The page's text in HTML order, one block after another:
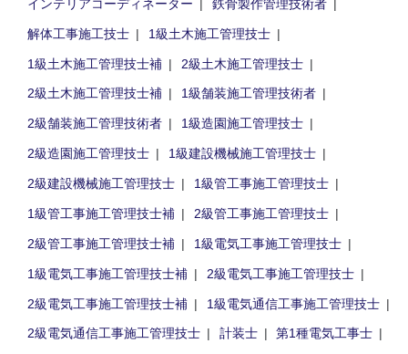
解体工事施工技士
1級土木施工管理技士
1級土木施工管理技士補
2級土木施工管理技士
2級土木施工管理技士補
1級舗装施工管理技術者
2級舗装施工管理技術者
1級造園施工管理技士
2級造園施工管理技士
1級建設機械施工管理技士
2級建設機械施工管理技士
1級管工事施工管理技士
1級管工事施工管理技士補
2級管工事施工管理技士
2級管工事施工管理技士補
1級電気工事施工管理技士
1級電気工事施工管理技士補
2級電気工事施工管理技士
2級電気工事施工管理技士補
1級電気通信工事施工管理技士
2級電気通信工事施工管理技士
計装士
第1種電気工事士